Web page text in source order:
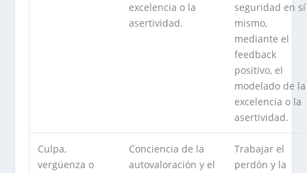
excelencia o la
asertividad.
seguridad en sí
mismo,
mediante el
feedback
positivo, el
modelado de la
excelencia o la
asertividad.
Culpa,
vergüenza o
Conciencia de la
autovaloración y el
Trabajar el
perdón y la